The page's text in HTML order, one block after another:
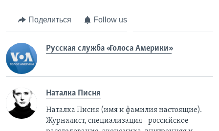
Поделиться Follow us
Русская служба «Голоса Америки»
Наталка Писня
Наталка Писня (имя и фамилия настоящие).
Журналист, специализация - российское